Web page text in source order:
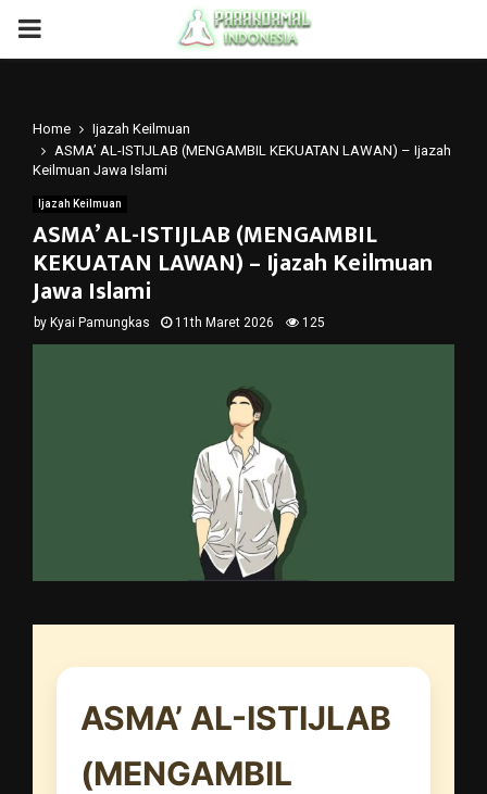
PRIMARY
Home
Ijazah Keilmuan
ASMA’ AL-ISTIJLAB (MENGAMBIL KEKUATAN LAWAN) – Ijazah
Keilmuan Jawa Islami
Ijazah Keilmuan
ASMA’ AL-ISTIJLAB (MENGAMBIL
KEKUATAN LAWAN) – Ijazah Keilmuan
Jawa Islami
by Kyai Pamungkas 11th Maret 2026 125
ASMA’ AL-ISTIJLAB
(MENGAMBIL